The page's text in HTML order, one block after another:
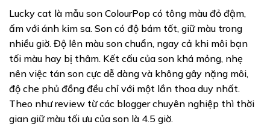
Lucky cat là mẫu son ColourPop có tông màu đỏ đậm,
ấm với ánh kim sa. Son có độ bám tốt, giữ màu trong
nhiều giờ. Độ lên màu son chuẩn, ngay cả khi môi bạn
tối màu hay bị thâm. Kết cấu của son khá mỏng, nhẹ
nên việc tán son cực dễ dàng và không gây nặng môi,
độ che phủ đồng đều chỉ với một lần thoa duy nhất.
Theo như review từ các blogger chuyên nghiệp thì thời
gian giữ màu tối ưu của son là 4.5 giờ.